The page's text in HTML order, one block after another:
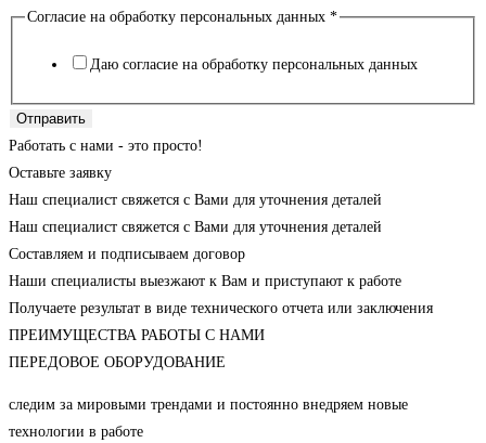
Согласие на обработку персональных данных *
Даю согласие на обработку персональных данных
Отправить
Работать с нами - это просто!
Оставьте заявку
Наш специалист свяжется с Вами для уточнения деталей
Наш специалист свяжется с Вами для уточнения деталей
Составляем и подписываем договор
Наши специалисты выезжают к Вам и приступают к работе
Получаете результат в виде технического отчета или заключения
ПРЕИМУЩЕСТВА РАБОТЫ С НАМИ
ПЕРЕДОВОЕ ОБОРУДОВАНИЕ
следим за мировыми трендами и постоянно внедряем новые
технологии в работе